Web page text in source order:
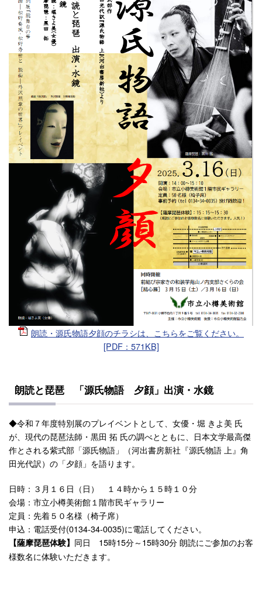
朗読・源氏物語夕顔のチラシは、こちらをご覧ください。
[PDF：571KB]
朗読と琵琶 「源氏物語 夕顔」出演・水鏡
◆令和７年度特別展のプレイベントとして、女優・堀 きよ美 氏
が、現代の琵琶法師・黒田 拓 氏の調べとともに、日本文学最高傑
作とされる紫式部「源氏物語」（河出書房新社『源氏物語 上』角
田光代訳）の「夕顔」を語ります。
日時：３月１６日（日） １４時から１５時１０分
会場：市立小樽美術館１階市民ギャラリー
定員：先着５０名様（椅子席）
申込：電話受付(0134-34-0035)に電話してください。
【薩摩琵琶体験】 同日 15時15分～15時30分 朗読にご参加のお客
様数名に体験いただきます。